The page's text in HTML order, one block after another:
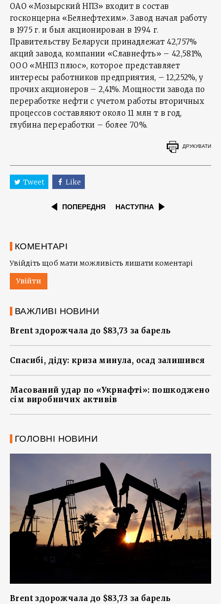
ОАО «Мозырский НПЗ» входит в состав
госконцерна «Белнефтехим». Завод начал работу
в 1975 г. и был акционирован в 1994 г.
Правительству Беларуси принадлежат 42,757%
акций завода, компании «Славнефть» – 42,581%,
ООО «МНПЗ плюс», которое представляет
интересы работников предприятия, – 12,252%, у
прочих акционеров – 2,41%. Мощности завода по
переработке нефти с учетом работы вторичных
процессов составляют около 11 млн т в год,
глубина переработки – более 70%.
ДРУКУВАТИ
Tweet Like
ПОПЕРЕДНЯ НАСТУПНА
КОМЕНТАРІ
Увійдіть щоб мати можливість лишати коментарі
Увійти
ВАЖЛИВІ НОВИНИ
Brent здорожчала до $83,73 за барель
Спасибі, діду: криза минула, осад залишився
Масований удар по «Укрнафті»: пошкоджено
сім виробничих активів
ГОЛОВНІ НОВИНИ
Brent здорожчала до $83,73 за барель